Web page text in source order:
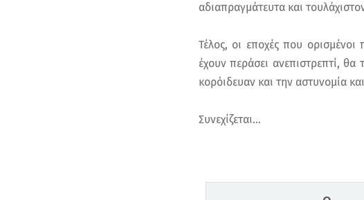
αδιαπραγμάτευτα και
Τέλος, οι εποχές που
έχουν περάσει ανεπιστρεπτί,
κορόιδευαν και την αστυνομία
Συνεχίζεται…